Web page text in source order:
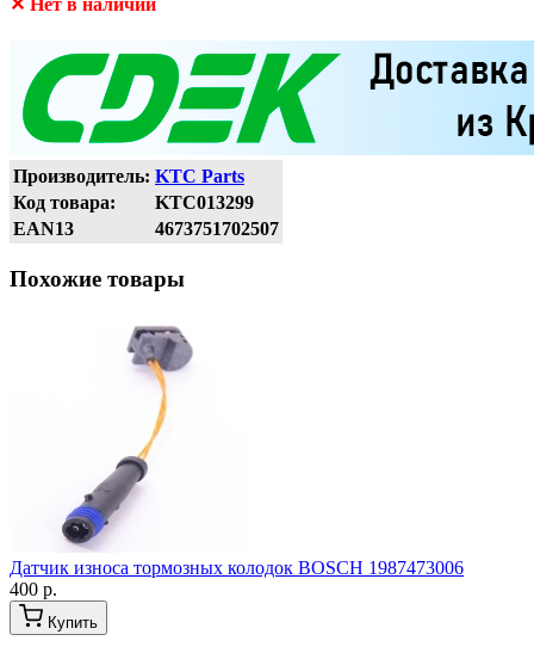
Производитель: KTC Parts
Код товара:
KTC013299
EAN13
4673751702507
Похожие товары
Датчик износа тормозных колодок BOSCH 1987473006
400 р.
Купить